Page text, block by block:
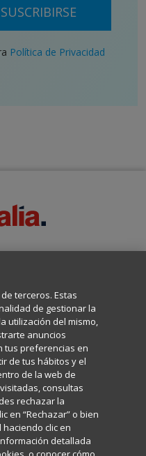
SUSCRIBIRSE
Política de Privacidad
de Hostalia, dirigido por
terceros. Estas
de gestionar la
utilización del mismo,
anuncios
tus preferencias en
de tus hábitos y el
de la web de
consultas
rechazar la
en “Rechazar” o bien
clic en
detallada